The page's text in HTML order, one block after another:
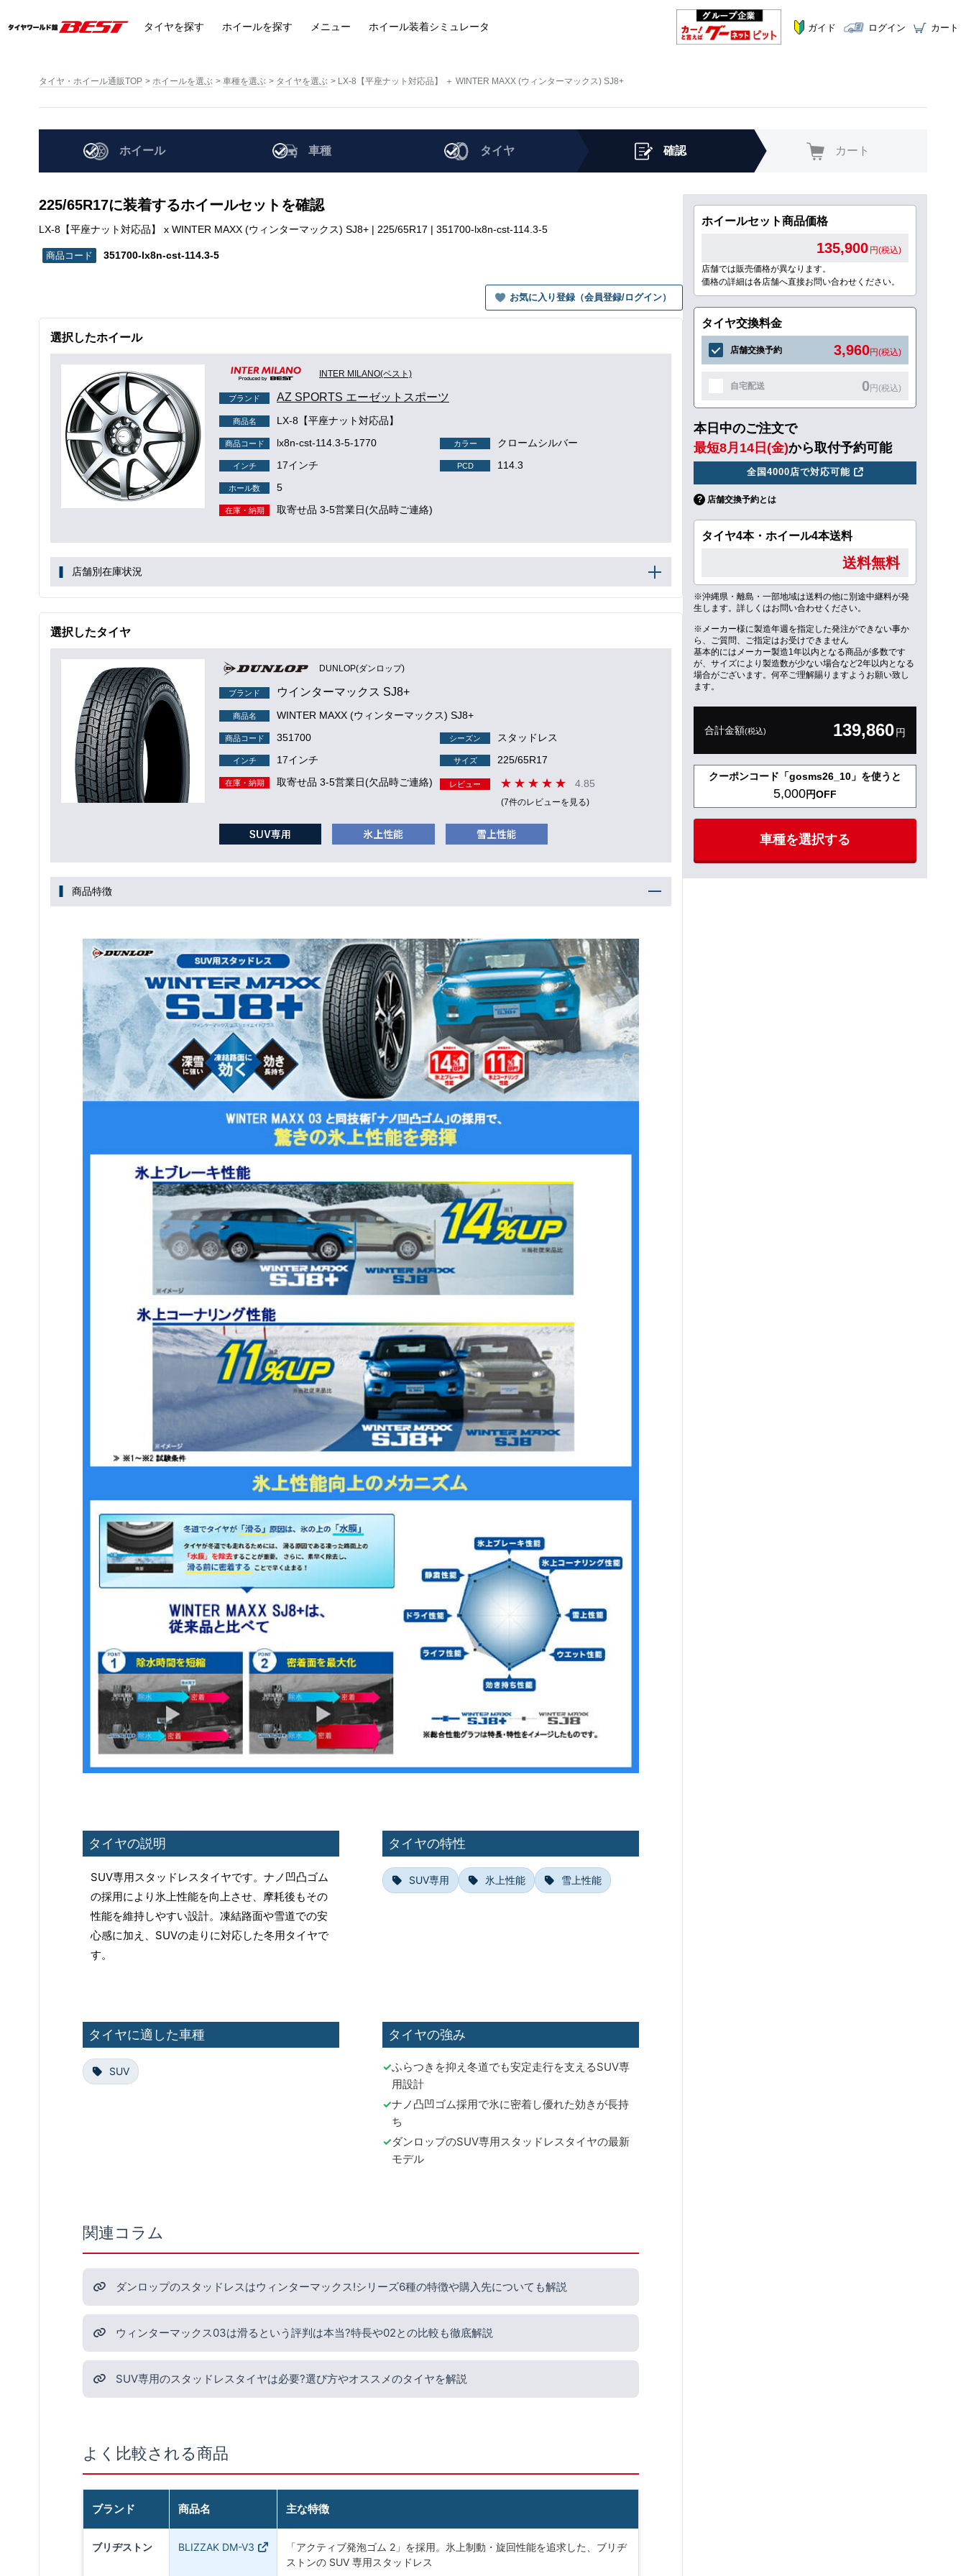
タイヤを探す ホイールを探す メニュー ホイール装着シミュレータ ガイド ログイン カート
タイヤ・ホイール通販TOP ホイールを選ぶ 車種を選ぶ タイヤを選ぶ LX-8【平座ナット対応品】 ＋ WINTER MAXX (ウィンターマックス) SJ8+
ホイール 車種 タイヤ 確認 カート
225/65R17に装着するホイールセットを確認
LX-8【平座ナット対応品】 x WINTER MAXX (ウィンターマックス) SJ8+ | 225/65R17 | 351700-lx8n-cst-114.3-5
351700-lx8n-cst-114.3-5
お気に入り登録（会員登録/ログイン）
選択したホイール
INTER MILANO(ベスト)
ブランド AZ SPORTS エーゼットスポーツ
商品名 LX-8【平座ナット対応品】
商品コード lx8n-cst-114.3-5-1770 カラー クロームシルバー
インチ 17インチ PCD 114.3
ホール数 5
在庫・納期 取寄せ品 3-5営業日(欠品時ご連絡)
店舗別在庫状況
選択したタイヤ
DUNLOP(ダンロップ)
ブランド ウインターマックス SJ8+
商品名 WINTER MAXX (ウィンターマックス) SJ8+
商品コード 351700 シーズン スタッドレス
インチ 17インチ サイズ 225/65R17
在庫・納期 取寄せ品 3-5営業日(欠品時ご連絡) レビュー 4.85
(7件のレビューを見る)
商品特徴
タイヤの説明
SUV専用スタッドレスタイヤです。ナノ凹凸ゴム
の採用により氷上性能を向上させ、摩耗後もその
性能を維持しやすい設計。凍結路面や雪道での安
心感に加え、SUVの走りに対応した冬用タイヤで
す。
タイヤの特性
SUV専用 氷上性能 雪上性能
タイヤに適した車種
SUV
タイヤの強み
ふらつきを抑え冬道でも安定走行を支えるSUV専
用設計
ナノ凸凹ゴム採用で氷に密着し優れた効きが長持
ち
ダンロップのSUV専用スタッドレスタイヤの最新
モデル
関連コラム
ダンロップのスタッドレスはウィンターマックス!シリーズ6種の特徴や購入先についても解説
ウィンターマックス03は滑るという評判は本当?特長や02との比較も徹底解説
SUV専用のスタッドレスタイヤは必要?選び方やオススメのタイヤを解説
よく比較される商品
ブランド 商品名 主な特徴
ブリヂストン BLIZZAK DM-V3
「アクティブ発泡ゴム 2」を採用。氷上制動・旋回性能を追求した、ブリヂ
ストンの SUV 専用スタッドレス
ホイールセット商品価格
135,900 円(税込)
店舗では販売価格が異なります。
価格の詳細は各店舗へ直接お問い合わせください。
タイヤ交換料金
店舗交換予約 3,960円(税込)
自宅配送 0円(税込)
本日中のご注文で
最短8月14日(金)から取付予約可能
全国4000店で対応可能
店舗交換予約とは
タイヤ4本・ホイール4本送料
送料無料
※沖縄県・離島・一部地域は送料の他に別途中継料が発
生します。詳しくはお問い合わせください。
※メーカー様に製造年週を指定した発注ができない事か
ら、ご質問、ご指定はお受けできません
基本的にはメーカー製造1年以内となる商品が多数です
が、サイズにより製造数が少ない場合など2年以内となる
場合がございます。何卒ご理解賜りますようお願い致し
ます。
合計金額(税込) 139,860円
クーポンコード「gosms26_10」を使うと
5,000円OFF
車種を選択する